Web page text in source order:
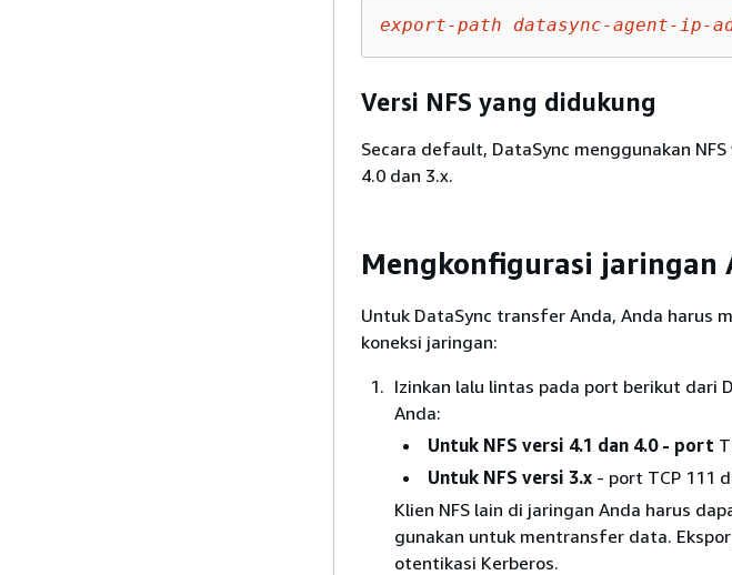
export-path datasync-agent-ip-
Versi NFS yang didukung
Secara default, DataSync menggunakan
4.0 dan 3.x.
Mengkonfigurasi jaringan
Untuk DataSync transfer Anda, Anda harus
koneksi jaringan:
Izinkan lalu lintas pada port berikut dari
Anda:
Untuk NFS versi 4.1 dan 4.0 - port
Untuk NFS versi 3.x - port TCP 111
Klien NFS lain di jaringan Anda harus
gunakan untuk mentransfer data.
otentikasi Kerberos.